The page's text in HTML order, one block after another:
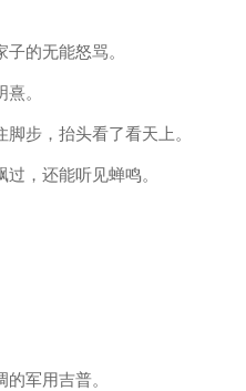
的无能怒骂。
。
步，抬头看了看天上。
，还能听见蝉鸣。
军用吉普。